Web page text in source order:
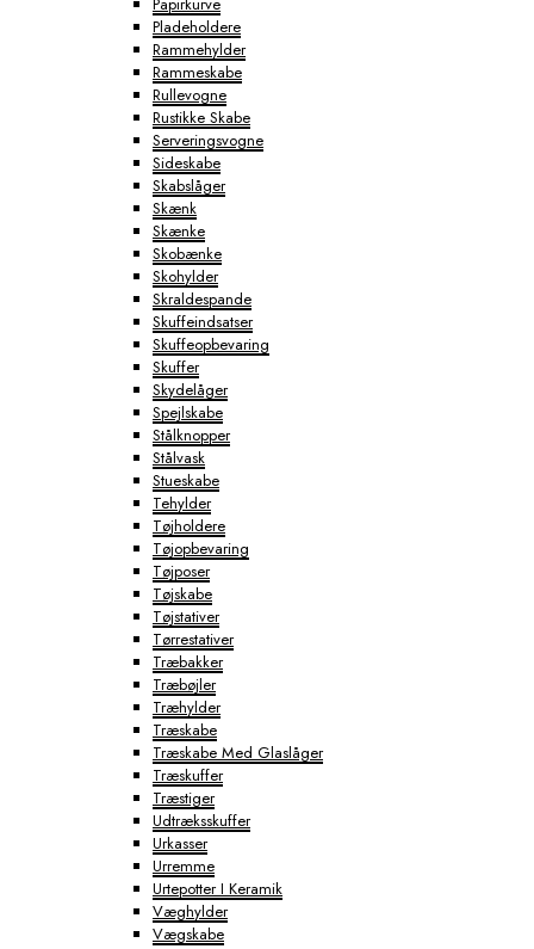
Pladeholdere
Rammehylder
Rammeskabe
Rullevogne
Rustikke Skabe
Serveringsvogne
Sideskabe
Skabslåger
Skænk
Skænke
Skobænke
Skohylder
Skraldespande
Skuffeindsatser
Skuffeopbevaring
Skuffer
Skydelåger
Spejlskabe
Stålknopper
Stålvask
Stueskabe
Tehylder
Tøjholdere
Tøjopbevaring
Tøjposer
Tøjskabe
Tøjstativer
Tørrestativer
Træbakker
Træbøjler
Træhylder
Træskabe
Træskabe Med Glaslåger
Træskuffer
Træstiger
Udtræksskuffer
Urkasser
Urremme
Urtepotter I Keramik
Væghylder
Vægskabe